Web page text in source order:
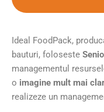
Ideal FoodPack,
bauturi, foloseste
managementul
o imagine mult mai
realizeze un